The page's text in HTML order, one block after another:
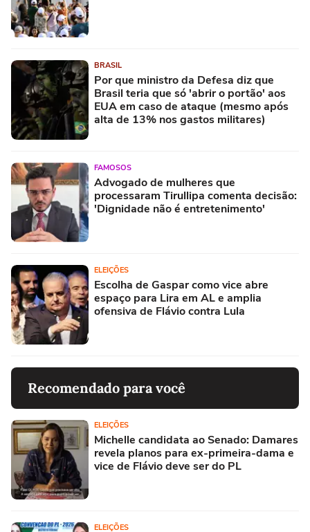
BRASIL
Por que ministro da Defesa diz que
Brasil teria que só 'abrir o portão' aos
EUA em caso de ataque (mesmo após
alta de 13% nos gastos militares)
FAMOSOS
Advogado de mulheres que
processaram Tirullipa comenta decisão:
'Dignidade não é entretenimento'
ELEIÇÕES
Escolha de Gaspar como vice abre
espaço para Lira em AL e amplia
ofensiva de Flávio contra Lula
Recomendado para você
ELEIÇÕES
Michelle candidata ao Senado: Damares
revela planos para ex-primeira-dama e
vice de Flávio deve ser do PL
ELEIÇÕES